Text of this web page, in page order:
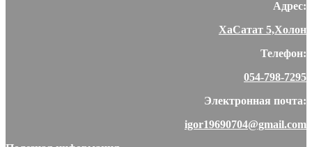
Адрес:
ХаСатат 5,Холон
Телефон:
054-798-7295
Электронная почта:
igor19690704@gmail.com